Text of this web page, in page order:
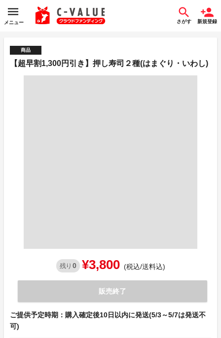
メニュー さがす 新規登録
商品
【超早割1,300円引き】押し寿司２種(はまぐり・いわし)
残り 0 ¥3,800 (税込/送料込)
販売終了
ご提供予定時期：購入確定後10日以内に発送(5/3～5/7は発送不
可)